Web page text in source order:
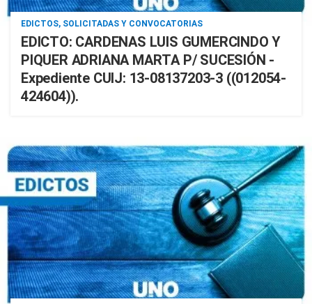
EDICTOS, SOLICITADAS Y CONVOCATORIAS
EDICTO: CARDENAS LUIS GUMERCINDO Y
PIQUER ADRIANA MARTA P/ SUCESIÓN -
Expediente CUIJ: 13-08137203-3 ((012054-
424604)).